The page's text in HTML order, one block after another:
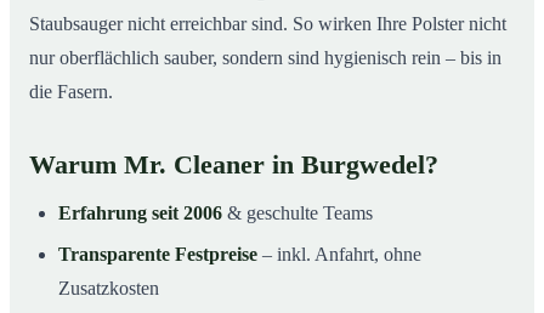
Staubsauger nicht erreichbar sind. So wirken Ihre Polster nicht
nur oberflächlich sauber, sondern sind hygienisch rein – bis in
die Fasern.
Warum Mr. Cleaner in Burgwedel?
Erfahrung seit 2006 & geschulte Teams
Transparente Festpreise – inkl. Anfahrt, ohne
Zusatzkosten